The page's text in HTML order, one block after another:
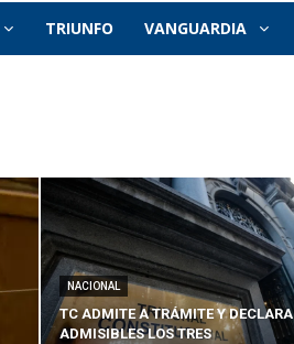
La
Nación
TRIUNFO VANGUARDIA
NACIONAL
TC ADMITE A TRÁMITE Y DECLARA
ADMISIBLES LOS TRES